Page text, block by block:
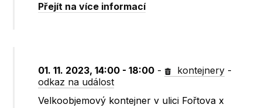
Přejít na více informací
01. 11. 2023, 14:00 - 18:00 - kontejnery -
odkaz na událost
Velkoobjemový kontejner v ulici Fořtova x